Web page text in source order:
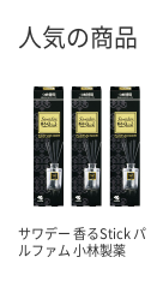
人気の商品
サワデー 香るStick パ
ルファム 小林製薬